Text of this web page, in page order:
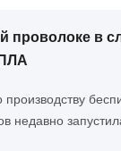
проволоке в
недавно